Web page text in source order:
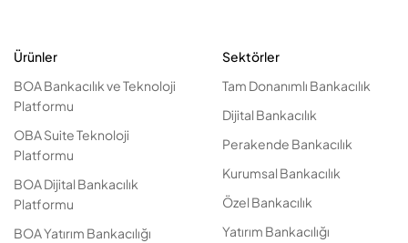
Ürünler
BOA Bankacılık ve Teknoloji
Platformu
OBA Suite Teknoloji
Platformu
BOA Dijital Bankacılık
Platformu
BOA Yatırım Bankacılığı
Sektörler
Tam Donanımlı Bankacılık
Dijital Bankacılık
Perakende Bankacılık
Kurumsal Bankacılık
Özel Bankacılık
Yatırım Bankacılığı